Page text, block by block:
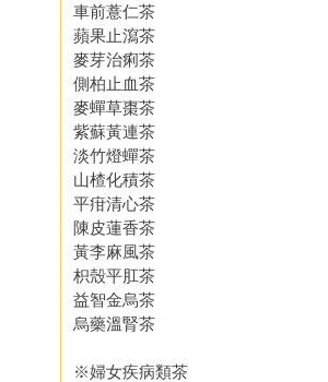
車前薏仁茶
蘋果止瀉茶
麥芽治痢茶
側柏止血茶
麥蟬草棗茶
紫蘇黃連茶
淡竹燈蟬茶
山楂化積茶
平疳清心茶
陳皮蓮香茶
黃李麻風茶
枳殼平肛茶
益智金烏茶
烏藥溫腎茶
※婦女疾病類茶